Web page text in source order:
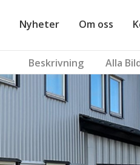
Nyheter Om oss
Beskrivning Alla